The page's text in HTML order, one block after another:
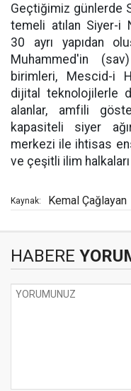
Geçtiğimiz günlerde
temeli atılan Siyer-i
30 ayrı yapıdan
Muhammed'in
birimleri, Mescid-i
dijital teknolojilerle
alanlar, amfili
kapasiteli siyer
merkezi ile ihtisas
ve çeşitli ilim
Kaynak: Kemal Çağlayan
HABERE